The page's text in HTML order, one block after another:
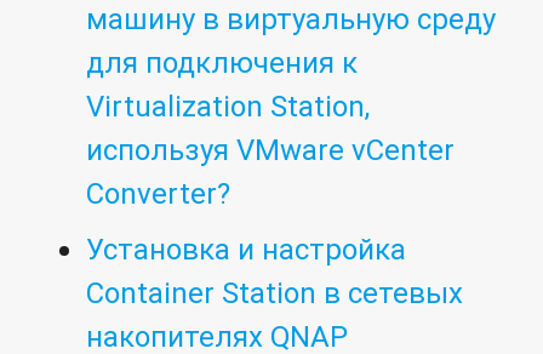
машину в виртуальную среду
для подключения к
Virtualization Station,
используя VMware vCenter
Converter?
Установка и настройка
Container Station в сетевых
накопителях QNAP